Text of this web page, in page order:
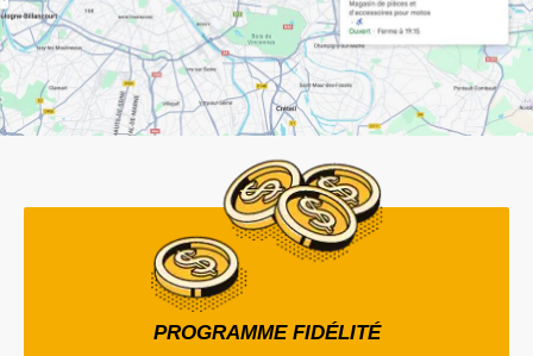
PROGRAMME FIDÉLITÉ